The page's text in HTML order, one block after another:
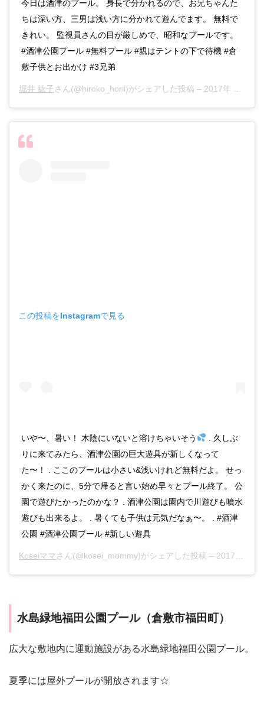
今日は酒津のプール。 身長で分かれるので、お兄ちゃんた
ちは深い方、三男は浅い方に分かれて遊んでます。 無料で
きれい。 監視員さんの目が厳しめで、昭和なプールです。
#酒津公園プール #無料プール #親はテントの下で待機 #倉
敷子供とお出かけ #3兄弟
堀井 紘子さん(@hiroko_horii)がシェアした投稿 – 2017年 8月月18日午後6時29分PDT
この投稿をInstagramで見る
いや〜、暑い！ 木陰にいないと溶けちゃいそう
. 久しぶ
りに来てみたら、酒津公園の巨大遊具が新しくなって
た〜！ . ここのプールは小さい&浅いけれど無料だよ。 せっ
かく来たのに、5分で帰ると言い始め早々とプール終了。 公
園で遊びたかったのかな？ . 酒津公園は園内で川遊びも噴水
遊びも出来るよ。 . 暑くても子供は元気だなぁ〜。 . #酒津
公園 #酒津公園プール #新しい遊具
Koseiママさん(@kosei_mommy)がシェアした投稿 – 2017年 8月月22日午後7時24分PDT
水島緑地福田公園プール（倉敷市福田町）
広大な敷地内に運動施設がある水島緑地福田公園プール。
夏季には屋外プールが開放されます☆